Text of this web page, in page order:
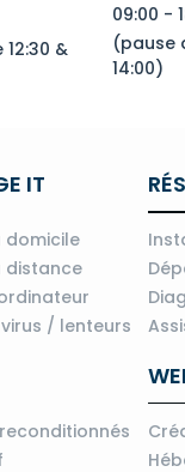
&
09:00 -
(pause
14:00)
IT
domicile
distance
/ lenteurs